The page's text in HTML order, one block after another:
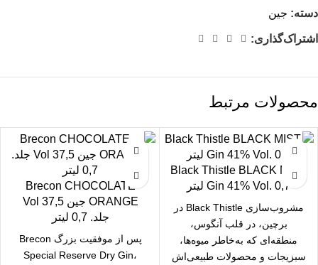
دسته: جین
اشتراک‌گذاری:
محصولات مرتبط
Black Thistle BLACK MIST
Gin 41% Vol. 0,7 لیتر
مشروب‌سازی Black Thistle در
برچین، در قلب آنگوس،
منطقه‌ای که به‌خاطر میوه‌ها،
سبزیجات و محصولات طبیعی‌اش
Brecon CHOCOLATE
ORANGE جین 37,5 Vol
جلد. 0,7 لیتر
پس از موفقیت بزرگ Brecon
Special Reserve Dry Gin،